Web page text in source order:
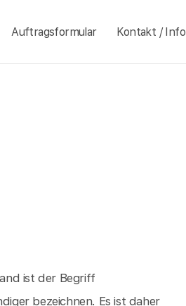
Auftragsformular Kontakt / Info
ist der Begriff
bezeichnen. Es ist daher